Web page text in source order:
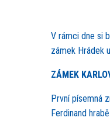
V rámci dne si
zámek Hrádek
ZÁMEK
První písemná
Ferdinand